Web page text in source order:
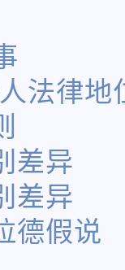
法律地
差异
差异
德假说